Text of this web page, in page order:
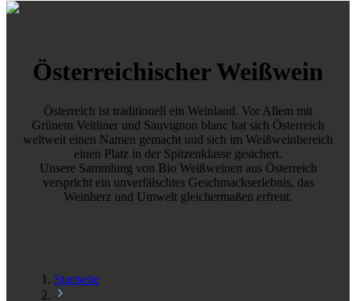
Österreichischer Weißwein
Österreich ist traditionell ein Weinland. Vor Allem mit
Grünem Veltliner und Sauvignon blanc hat sich Österreich
weltweit einen Namen gemacht und sich im Weißweinbereich
einen Platz in der Spitzenklasse gesichert.
Unsere Sammlung von Bio Weißweinen aus Österreich
verspricht ein unverfälschtes Geschmackserlebnis, das
Weinherz und Umwelt gleichermaßen erfreut.
Startseite